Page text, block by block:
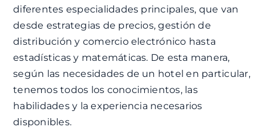
diferentes especialidades principales, que van
desde estrategias de precios, gestión de
distribución y comercio electrónico hasta
estadísticas y matemáticas. De esta manera,
según las necesidades de un hotel en particular,
tenemos todos los conocimientos, las
habilidades y la experiencia necesarios
disponibles.